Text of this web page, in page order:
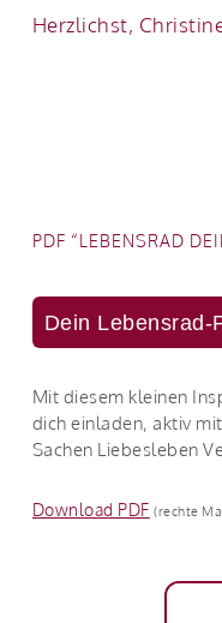
Herzlichst,
PDF “LEBENSRAD
Dein Lebensrad-
Mit diesem kleinen
dich einladen, aktiv
Sachen Liebesleben
Download PDF (rechte